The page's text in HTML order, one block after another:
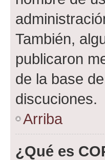
También,
publicaron
de la base
discuciones.
Arriba
¿Qué es